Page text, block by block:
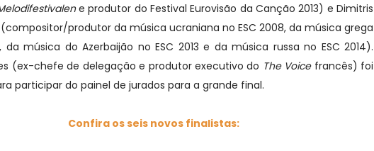
e produtor do Festival Eurovisão da Canção 2013) e Dimitris
produtor da música ucraniana no ESC 2008, da música grega
da música do Azerbaijão no ESC 2013 e da música russa no ESC 2014).
(ex-chefe de delegação e produtor executivo do The Voicefrancês) foi
participar do painel de jurados para a grande final.
Confira os seis novos finalistas: